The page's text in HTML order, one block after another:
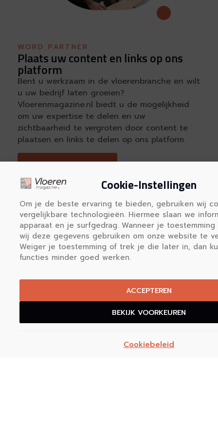
Cookie-Instellingen
Om je de beste ervaring te bieden, gebruiken wij
vergelijkbare technologieën. Hiermee slaan we
apparaat en je surfgedrag. Wanneer je
wij deze gegevens gebruiken om onze website te
Weiger je toestemming of trek je die later in, dan
functies minder goed werken.
ACCEPTEREN
BEKIJK VOORKEUREN
Cookiebeleid
WORD PARTNER
Plaats uw content en links op ons
platform
Bent u werkzaam in de vloerenbranche en wilt
u uw bedrijf laten groeien?
Vloerenmagazine.nl biedt u de mogelijkheid
om uw expertise te delen en uw
zichtbaarheid te vergroten door content te
plaatsen en links te delen op ons platform.
uw kennis en kies de juiste vloer
Onze informatie